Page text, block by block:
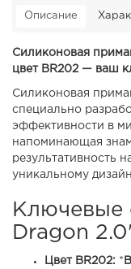
Описание
Силиконовая
цвет BR202 — ваш
Силиконовая
специально
эффективности в
напоминающая
результативность
уникальному
Ключевые
Dragon
Цвет BR202: *